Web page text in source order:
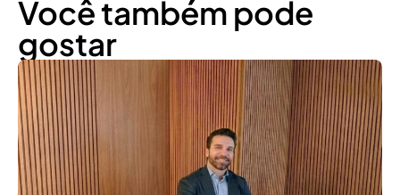
Você também pode
gostar